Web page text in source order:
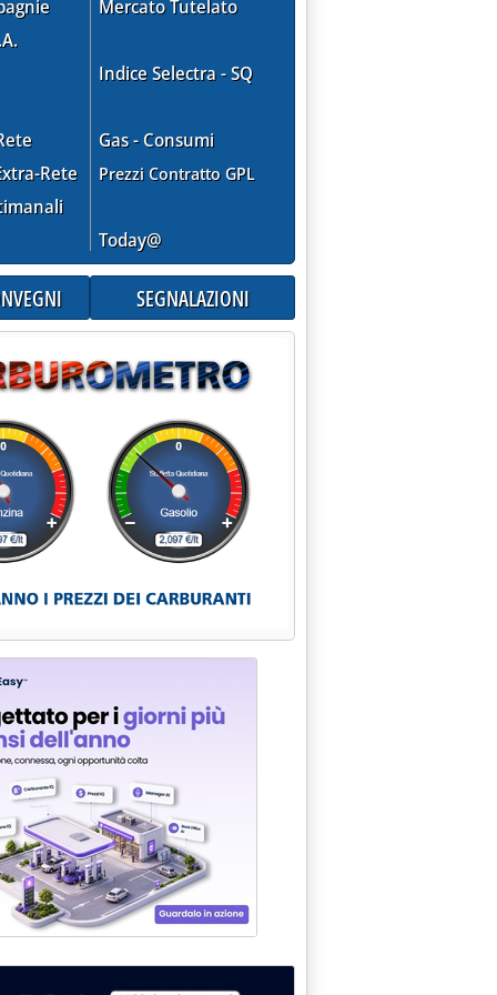
Rete
Mercato Tutelato
Indice Selectra - SQ
Gas - Consumi
Prezzi Contratto GPL
Today@
SEGNALAZIONI